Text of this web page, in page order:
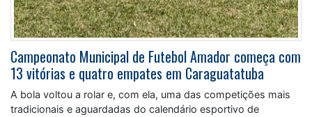
Campeonato Municipal de Futebol Amador começa com
13 vitórias e quatro empates em Caraguatatuba
A bola voltou a rolar e, com ela, uma das competições mais
tradicionais e aguardadas do calendário esportivo de